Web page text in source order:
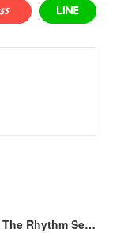
Epub books free download for android The Rhythm Section: A Stephanie Patrick Thriller